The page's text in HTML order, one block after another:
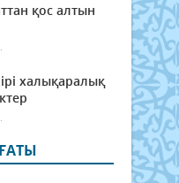
қос алтын
халықаралық